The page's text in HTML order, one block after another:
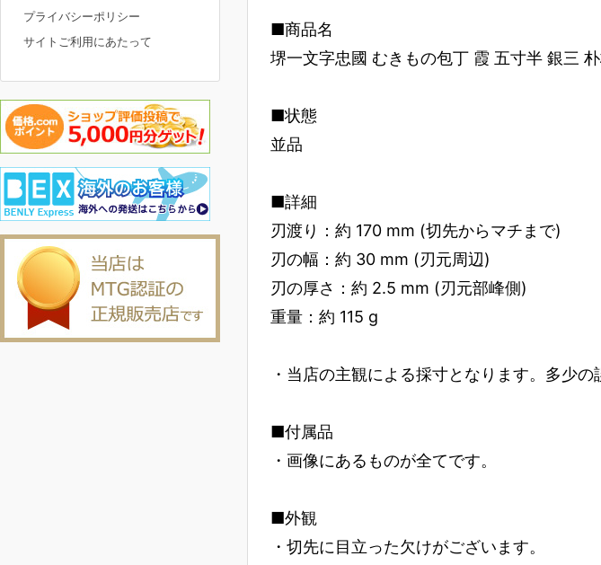
■商品名
堺一文字忠國 むきもの包丁 霞 五寸半 銀三
■状態
並品
■詳細
刃渡り：約 170 mm (切先からマチまで)
刃の幅：約 30 mm (刃元周辺)
刃の厚さ：約 2.5 mm (刃元部峰側)
重量：約 115 g
・当店の主観による採寸となります。多少の
■付属品
・画像にあるものが全てです。
■外観
・切先に目立った欠けがございます。
プライバシーポリシー
サイトご利用にあたって